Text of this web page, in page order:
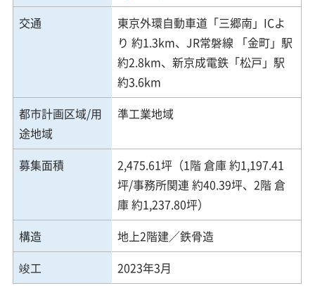
交通
東京外環自動車道「三郷南」ICよ
り 約1.3km、JR常磐線 「金町」駅
約2.8km、新京成電鉄「松戸」駅
約3.6km
都市計画区域/用
途地域
準工業地域
募集面積
2,475.61坪（1階 倉庫 約1,197.41
坪/事務所関連 約40.39坪、2階 倉
庫 約1,237.80坪）
構造
地上2階建／鉄骨造
竣工
2023年3月